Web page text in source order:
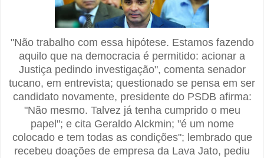
"Não trabalho com essa hipótese. Estamos fazendo
aquilo que na democracia é permitido: acionar a
Justiça pedindo investigação", comenta senador
tucano, em entrevista; questionado se pensa em ser
candidato novamente, presidente do PSDB afirma:
"Não mesmo. Talvez já tenha cumprido o meu
papel"; e cita Geraldo Alckmin; "é um nome
colocado e tem todas as condições"; lembrado que
recebeu doações de empresa da Lava Jato, pediu